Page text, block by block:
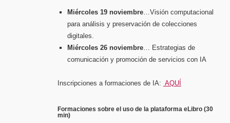
Miércoles 19 noviembre…Visión computacional
para análisis y preservación de colecciones
digitales.
Miércoles 26 noviembre… Estrategias de
comunicación y promoción de servicios con IA
Inscripciones a formaciones de IA: AQUÍ
Formaciones sobre el uso de la plataforma eLibro (30
min)